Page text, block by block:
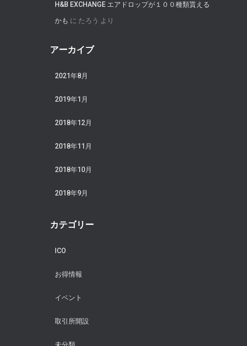
H&B EXCHANGE エアドロップが１００種類貰える
かも に たろう より
アーカイブ
2021年8月
2019年1月
2018年12月
2018年11月
2018年10月
2018年9月
カテゴリー
ICO
お得情報
イベント
取引所開設